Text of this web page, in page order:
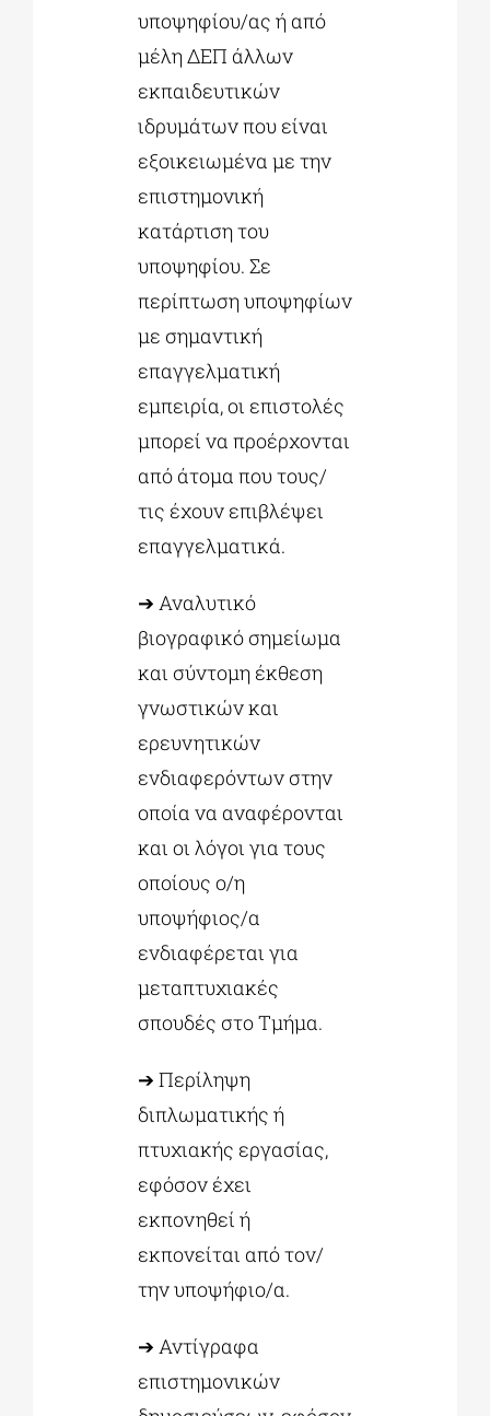
υποψηφίου/ας ή από
μέλη ΔΕΠ άλλων
εκπαιδευτικών
ιδρυμάτων που είναι
εξοικειωμένα με την
επιστημονική
κατάρτιση του
υποψηφίου. Σε
περίπτωση υποψηφίων
με σημαντική
επαγγελματική
εμπειρία, οι επιστολές
μπορεί να προέρχονται
από άτομα που τους/
τις έχουν επιβλέψει
επαγγελματικά.
➔ Αναλυτικό
βιογραφικό σημείωμα
και σύντομη έκθεση
γνωστικών και
ερευνητικών
ενδιαφερόντων στην
οποία να αναφέρονται
και οι λόγοι για τους
οποίους ο/η
υποψήφιος/α
ενδιαφέρεται για
μεταπτυχιακές
σπουδές στο Τμήμα.
➔ Περίληψη
διπλωματικής ή
πτυχιακής εργασίας,
εφόσον έχει
εκπονηθεί ή
εκπονείται από τον/
την υποψήφιο/α.
➔ Αντίγραφα
επιστημονικών